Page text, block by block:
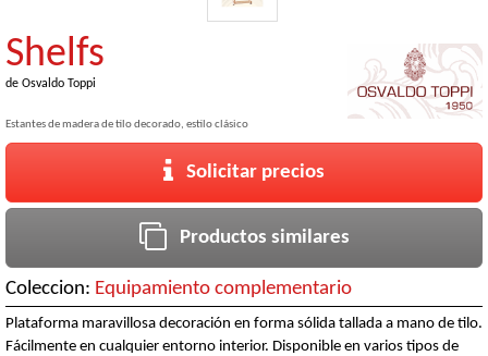
Shelfs
de Osvaldo Toppi
Estantes de madera de tilo decorado, estilo clásico
Solicitar precios
Productos similares
Coleccion: Equipamiento complementario
Plataforma maravillosa decoración en forma sólida tallada a mano de tilo.
Fácilmente en cualquier entorno interior. Disponible en varios tipos de